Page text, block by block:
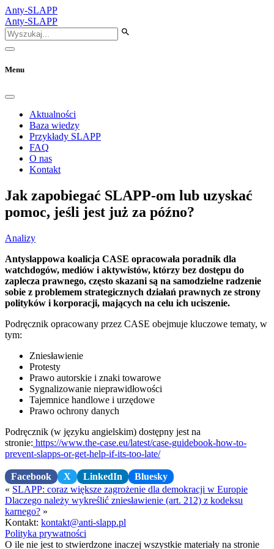
Anty-SLAPP
Anty-SLAPP
Menu
Aktualności
Baza wiedzy
Przykłady SLAPP
FAQ
O nas
Kontakt
Jak zapobiegać SLAPP-om lub uzyskać
pomoc, jeśli jest już za późno?
Analizy
Antyslappowa koalicja CASE opracowała poradnik dla
watchdogów, mediów i aktywistów, którzy bez dostępu do
zaplecza prawnego, często skazani są na samodzielne radzenie
sobie z problemem strategicznych działań prawnych ze strony
polityków i korporacji, mających na celu ich uciszenie.
Podręcznik opracowany przez CASE obejmuje kluczowe tematy, w
tym:
Zniesławienie
Protesty
Prawo autorskie i znaki towarowe
Sygnalizowanie nieprawidłowości
Tajemnice handlowe i urzędowe
Prawo ochrony danych
Podręcznik (w języku angielskim) dostępny jest na
stronie: https://www.the-case.eu/latest/case-guidebook-how-to-
prevent-slapps-or-get-help-if-its-too-late/
Facebook X LinkedIn
Bluesky
« SLAPP: coraz większe zagrożenie dla demokracji w Europie
Dlaczego należy wykreślić zniesławienie (art. 212) z kodeksu
karnego? »
Kontakt: kontakt@anti-slapp.pl
Polityka prywatności
O ile nie jest to stwierdzone inaczej wszystkie materiały na stronie